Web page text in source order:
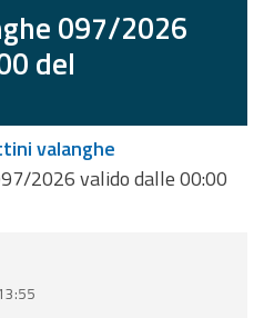
097/2026
del
valanghe
2026 valido dalle 00:00